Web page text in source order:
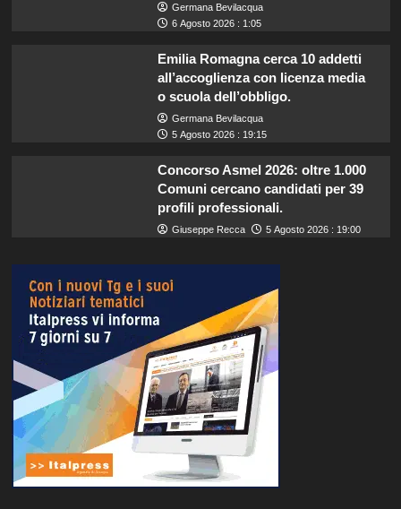
Germana Bevilacqua
6 Agosto 2026 : 1:05
Emilia Romagna cerca 10 addetti
all’accoglienza con licenza media
o scuola dell’obbligo.
Germana Bevilacqua
5 Agosto 2026 : 19:15
Concorso Asmel 2026: oltre 1.000
Comuni cercano candidati per 39
profili professionali.
Giuseppe Recca 5 Agosto 2026 : 19:00